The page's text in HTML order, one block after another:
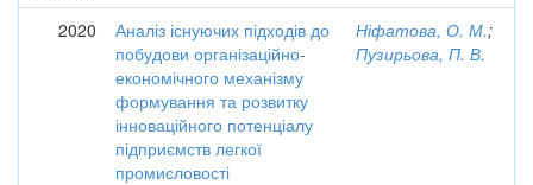
2020
Аналіз існуючих підходів до
побудови організаційно-
економічного механізму
формування та розвитку
інноваційного потенціалу
підприємств легкої
промисловості
Ніфатова, О. М.;
Пузирьова, П. В.